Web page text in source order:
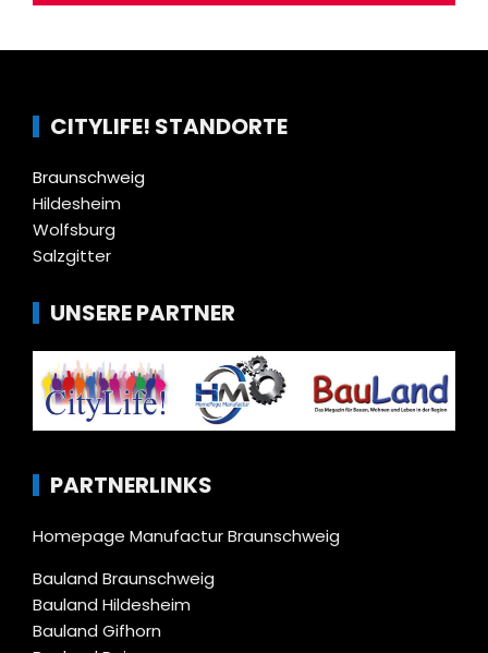
CITYLIFE! STANDORTE
Braunschweig
Hildesheim
Wolfsburg
Salzgitter
UNSERE PARTNER
PARTNERLINKS
Homepage Manufactur Braunschweig
Bauland Braunschweig
Bauland Hildesheim
Bauland Gifhorn